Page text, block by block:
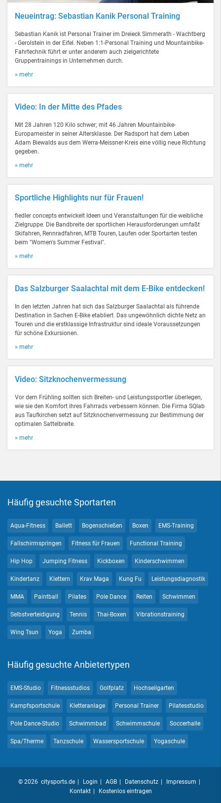
Neueintrag: Sebastian Kanik Personal Training
Sebastian Kanik ist Personal Trainer im Dreieck Simmerath - Wachtberg
- Gerolstein in der Eifel. Neben 1:1-Personal Training und Mountainbike-
Fahrtechnik führt er unter anderem auch zielgerichtete
Gruppentrainings in Unternehmen durch.
» mehr
Video: In der Mitte des Pfades
Mit 28 Jahren 120 Kilo schwer; mit 46 Jahren Mountainbike-
Europameister in seiner Altersklasse. Der Radsport hat dem Leben
Adam Biewalds aus dem Werra-Meissner-Kreis eine völlig neue Richtung
gegeben.
» mehr
Sportliche Highlights nur für Frauen!
fiedler concepts entwickelt Ideen und Veranstaltungen für die weibliche
Zielgruppe. Die Bandbreite der sportlichen Herausforderungen umfaßt
Skifahren, Rennradfahren, MTB Touren, Laufen oder Sportarten testen
beim "Women's Summer Festival".
» mehr
Das Salzburger Saalachtal mit dem E-Bike entdecken!
In den letzten Jahren hat sich das Salzburger Saalachtal als führende
Destination in Sachen E-Bike etabliert. Das ungewöhnlich dichte Netz an
Touren und die erstklassige Infrastruktur sind ideale Voraussetzungen
für schöne Exkursionen.
» mehr
Video: Sitzknochenvermessung
Vor dem Frühling sollten sich Breiten- und Leistungssportler überlegen,
wie sie den Komfort ihres Fahrrads verbessern können. Die Firma SQlab
aus Taufkirchen setzt auf Sitzknochenvermessung zur Bestimmung der
optimalen Sattelbreite.
» mehr
Häufig gesuchte Sportarten
Aqua-Fitness Ballett Bogenschießen Boxen EMS-Training
Fallschirmspringen Fitness für Frauen Functional Training
Hip Hop Jumping Fitness Kickboxen Kinderschwimmen
Kindertanz Klettern Krav Maga Kung Fu Leistungsdiagnostik
MMA Paintball Pilates Pole Dance Reiten Schwimmen
Selbstverteidigung Tennis Thai-Boxen Vibrationstraining
Wing Tsun Yoga Zumba
Häufig gesuchte Anbietertypen
EMS-Studio Fitnessstudios Golfplatz Hochseilgarten
Kampfsportschule Kletteranlage Personal Trainer Pilatesstudio
Pole Dance-Studio Schwimmbad Schwimmschule Soccerhalle
Spa/Therme Tanzschule Wassersportschule Yogaschule
© 2026 citysports.de Login AGB Datenschutz
Impressum
Kontakt
Kostenlos eintragen